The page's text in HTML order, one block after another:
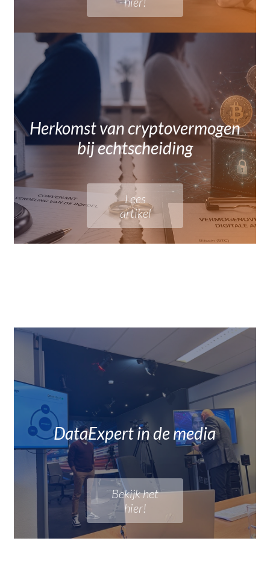
Herkomst van cryptovermogen
bij echtscheiding
Lees
artikel
DataExpert in de media
Bekijk het
hier!